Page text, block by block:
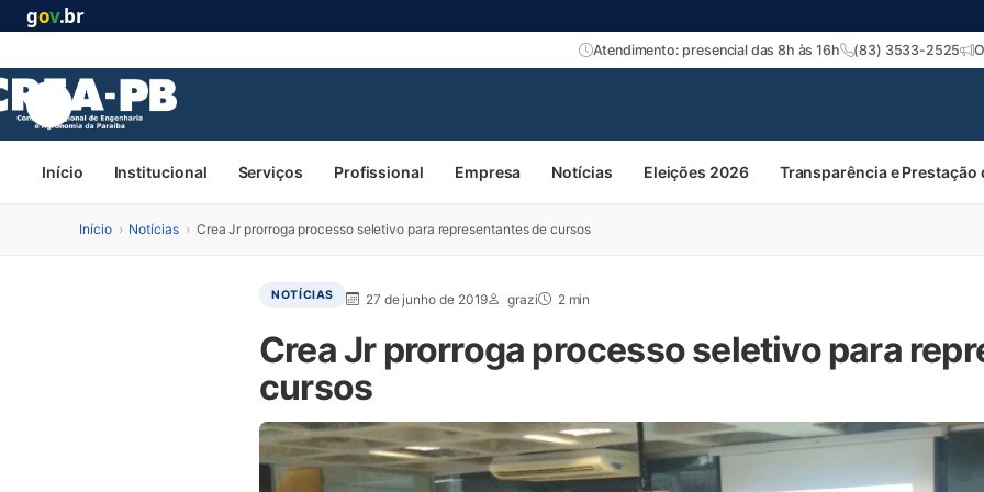
gov.br
Atendimento: presencial das 8h às 16h (83) 3533-2525
Início Institucional Serviços Profissional Empresa Notícias Eleições 2026 Transparência e Prestação
Início › Notícias › Crea Jr prorroga processo seletivo para representantes de cursos
NOTÍCIAS 27 de junho de 2019 grazi 2 min
Crea Jr prorroga processo seletivo para
cursos